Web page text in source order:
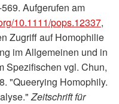
Aufgerufen am
10.1111/pops.12337,
Zugriff auf Homophilie
im Allgemeinen und in
Spezifischen vgl. Chun,
"Queerying Homophily.
Zeitschrift für